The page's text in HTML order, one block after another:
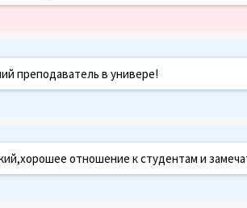
преподаватель в универе!
отношение к студентам и